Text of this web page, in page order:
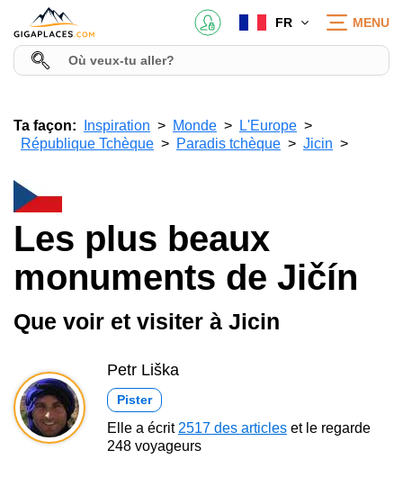
FR MENU
Ta façon: Inspiration Monde
L'Europe
République Tchèque
Paradis tchèque Jicin
Les plus beaux
monuments de Jičín
Que voir et visiter à Jicin
Petr Liška
Pister
Elle a écrit 2517 des articles et le regarde
248 voyageurs